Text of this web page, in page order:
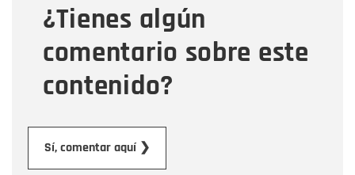
¿Tienes algún
comentario sobre este
contenido?
Sí, comentar aquí ❯
Mensaje